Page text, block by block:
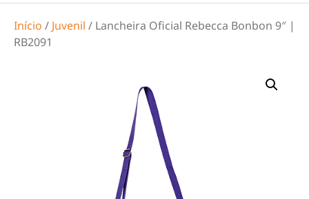
Início / Juvenil / Lancheira Oficial Rebecca Bonbon 9″ |
RB2091